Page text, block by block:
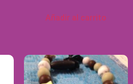
Añadir al carrito